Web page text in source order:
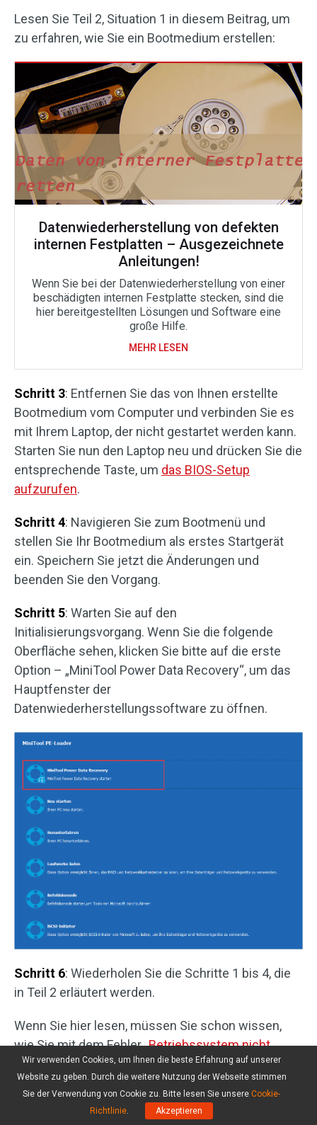
Lesen Sie Teil 2, Situation 1 in diesem Beitrag, um
zu erfahren, wie Sie ein Bootmedium erstellen:
Datenwiederherstellung von defekten
internen Festplatten – Ausgezeichnete
Anleitungen!
Wenn Sie bei der Datenwiederherstellung von einer
beschädigten internen Festplatte stecken, sind die
hier bereitgestellten Lösungen und Software eine
große Hilfe.
MEHR LESEN
Schritt 3: Entfernen Sie das von Ihnen erstellte
Bootmedium vom Computer und verbinden Sie es
mit Ihrem Laptop, der nicht gestartet werden kann.
Starten Sie nun den Laptop neu und drücken Sie die
entsprechende Taste, um das BIOS-Setup
aufzurufen.
Schritt 4: Navigieren Sie zum Bootmenü und
stellen Sie Ihr Bootmedium als erstes Startgerät
ein. Speichern Sie jetzt die Änderungen und
beenden Sie den Vorgang.
Schritt 5: Warten Sie auf den
Initialisierungsvorgang. Wenn Sie die folgende
Oberfläche sehen, klicken Sie bitte auf die erste
Option – „MiniTool Power Data Recovery“, um das
Hauptfenster der
Datenwiederherstellungssoftware zu öffnen.
Schritt 6: Wiederholen Sie die Schritte 1 bis 4, die
in Teil 2 erläutert werden.
Wenn Sie hier lesen, müssen Sie schon wissen,
wie Sie mit dem Fehler „Betriebssystem nicht
gefunden“ oder anderen Fehlern, die zu einem
Startfehler führen, umgehen können.
Wir verwenden Cookies, um Ihnen die beste Erfahrung auf unserer
Website zu geben. Durch die weitere Nutzung der Webseite stimmen
Sie der Verwendung von Cookie zu. Bitte lesen Sie unsere Cookie-
Richtlinie. Akzeptieren